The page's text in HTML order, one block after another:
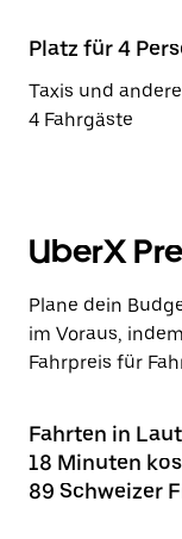
Platz für 4
Taxis und
4 Fahrgäste
UberX
Plane dein
im Voraus,
Fahrpreis für
Fahrten in
18 Minuten
89 Schweizer